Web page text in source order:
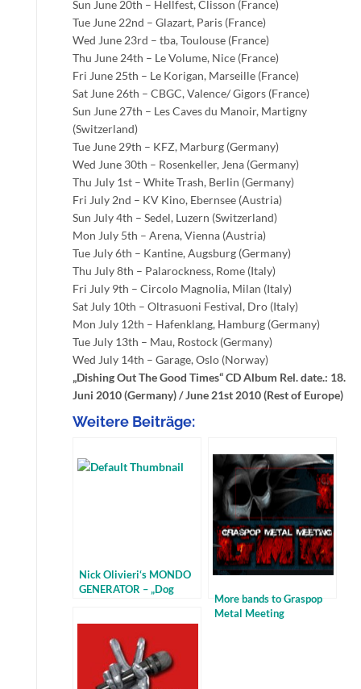
Sun June 20th – Hellfest, Clisson (France)
Tue June 22nd – Glazart, Paris (France)
Wed June 23rd – tba, Toulouse (France)
Thu June 24th – Le Volume, Nice (France)
Fri June 25th – Le Korigan, Marseille (France)
Sat June 26th – CBGC, Valence/ Gigors (France)
Sun June 27th – Les Caves du Manoir, Martigny
(Switzerland)
Tue June 29th – KFZ, Marburg (Germany)
Wed June 30th – Rosenkeller, Jena (Germany)
Thu July 1st – White Trash, Berlin (Germany)
Fri July 2nd – KV Kino, Ebernsee (Austria)
Sun July 4th – Sedel, Luzern (Switzerland)
Mon July 5th – Arena, Vienna (Austria)
Tue July 6th – Kantine, Augsburg (Germany)
Thu July 8th – Palarockness, Rome (Italy)
Fri July 9th – Circolo Magnolia, Milan (Italy)
Sat July 10th – Oltrasuoni Festival, Dro (Italy)
Mon July 12th – Hafenklang, Hamburg (Germany)
Tue July 13th – Mau, Rostock (Germany)
Wed July 14th – Garage, Oslo (Norway)
„Dishing Out The Good Times“ CD Album Rel. date.: 18.
Juni 2010 (Germany) / June 21st 2010 (Rest of Europe)
Weitere Beiträge:
Nick Olivieri‘s MONDO
GENERATOR – „Dog
More bands to Graspop
Metal Meeting